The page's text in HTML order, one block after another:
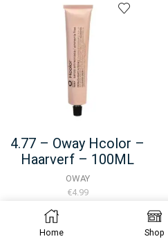
-
Haarverf
100ML
aantal
4.77 – Oway Hcolor –
Haarverf – 100ML
OWAY
€4.99
-
Home Shop